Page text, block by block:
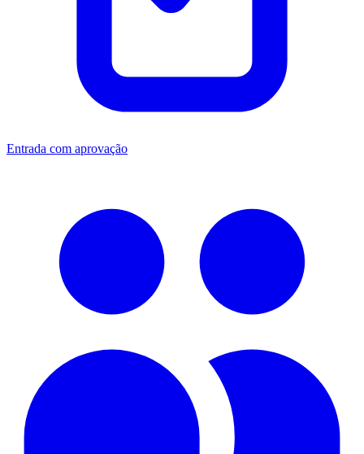
Entrada com aprovação